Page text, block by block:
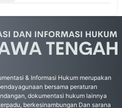
& Informasi Hukum merupakan
bersama peraturan
dokumentasi hukum lainnya
berkesinambungan Dan sarana